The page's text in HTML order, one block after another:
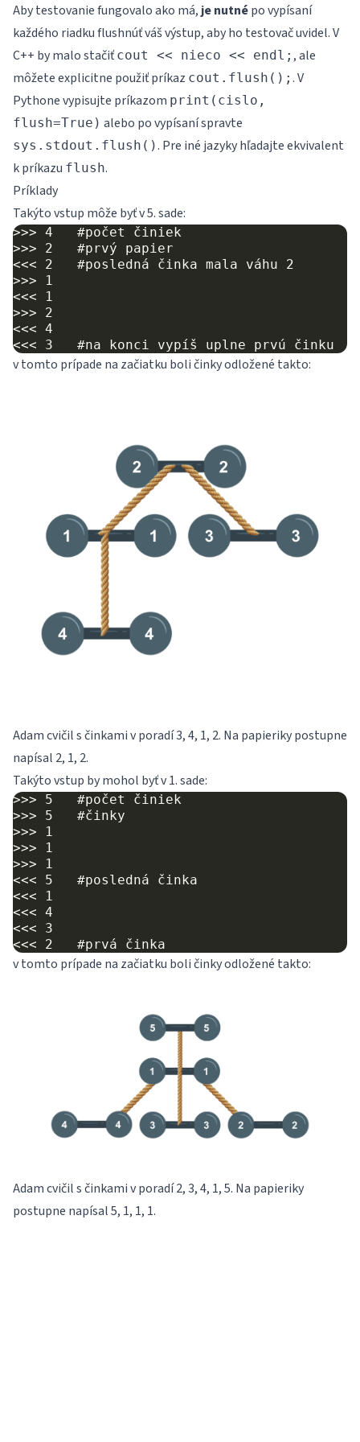
Aby testovanie fungovalo ako má, je nutnépo vypísaní
každého riadku flushnúť váš výstup, aby ho testovač uvidel. V
C++ by malo stačiť cout << nieco << endl; , ale
môžete explicitne použiť príkaz cout.flush(); . V
Pythone vypisujte príkazom print(cislo,
flush=True) alebo po vypísaní spravte
sys.stdout.flush(). Pre iné jazyky hľadajte ekvivalent
k príkazu flush.
Príklady
Takýto vstup môže byť v 5. sade:
>>> 4   #počet činiek
>>> 2   #prvý papier
<<< 2   #posledná činka mala váhu 2
>>> 1
<<< 1
>>> 2
<<< 4
v tomto prípade na začiatku boli činky odložené takto:
Adam cvičil s činkami v poradí 3, 4, 1, 2. Na papieriky postupne
napísal 2, 1, 2.
Takýto vstup by mohol byť v 1. sade:
>>> 5   #počet činiek
>>> 5   #činky
>>> 1
>>> 1
>>> 1
<<< 5   #posledná činka
<<< 1
<<< 4
<<< 3
v tomto prípade na začiatku boli činky odložené takto:
Adam cvičil s činkami v poradí 2, 3, 4, 1, 5. Na papieriky
postupne napísal 5, 1, 1, 1.